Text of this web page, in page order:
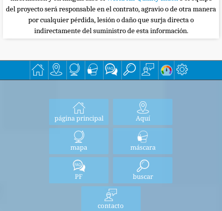
del proyecto será responsable en el contrato, agravio o de otra manera
por cualquier pérdida, lesión o daño que surja directa o
indirectamente del suministro de esta información.
página principal Aquí
mapa máscara
PF buscar
contacto